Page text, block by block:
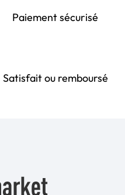
Paiement sécurisé
Satisfait ou remboursé